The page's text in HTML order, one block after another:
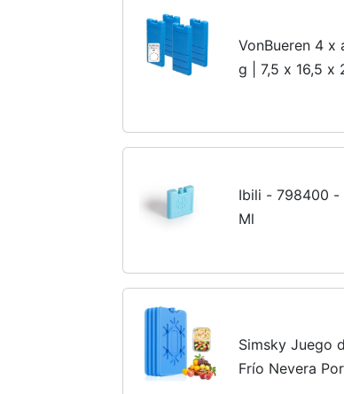
VonBueren 4 x
g | 7,5 x 16,5 x
Ibili - 798400 -
Ml
Simsky Juego
Frío Nevera